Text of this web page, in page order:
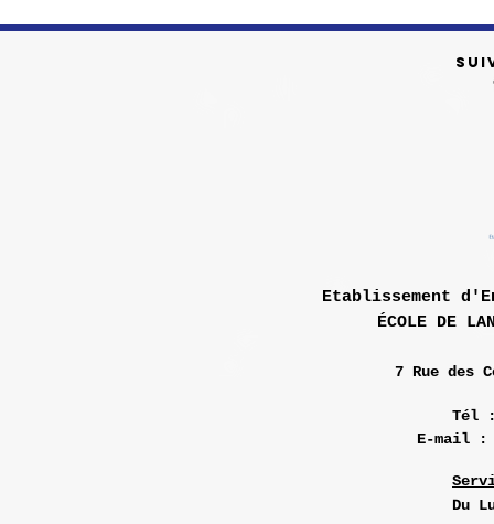
Etablissement
ÉCOLE DE
7 Rue des
Tél
E-mail
Du